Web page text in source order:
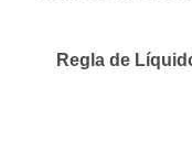
Regla de